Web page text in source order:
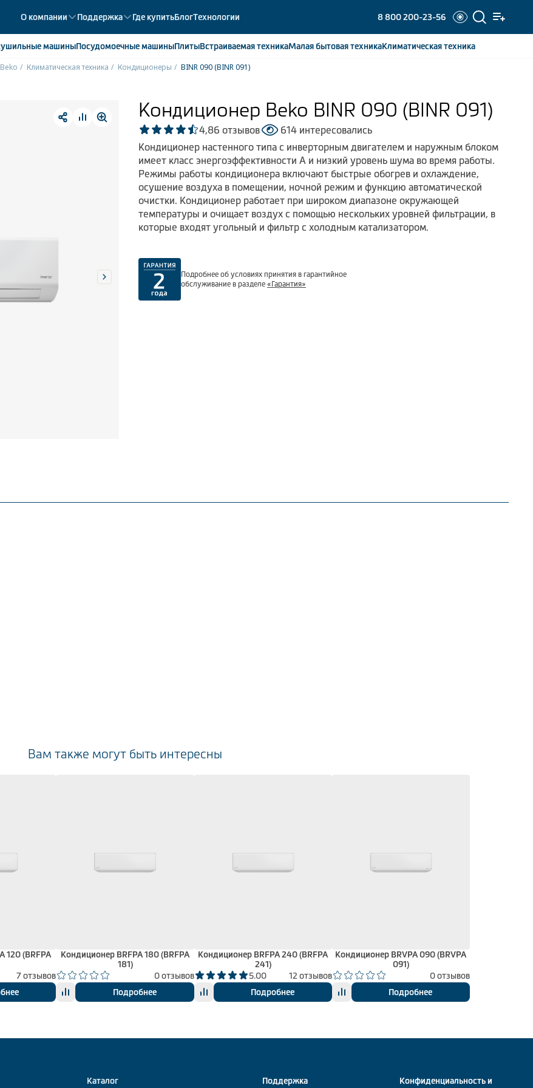
О компании Поддержка Где купитьБлогТехнологии 8 800 200-23-56
машиныПосудомоечныемашиныПлитыВстраиваемаятехникаМалая бытоваятехникаКлиматическаятехника
Beko Климатическая техника Кондиционеры BINR 090 (BINR 091)
Кондиционер Beko BINR 090 (BINR 091)
4,86 отзывов
614 интересовались
Кондиционер настенного типа с инверторным двигателем и наружным блоком
имеет класс энергоэффективности А и низкий уровень шума во время работы.
Режимы работы кондиционера включают быстрые обогрев и охлаждение,
осушение воздуха в помещении, ночной режим и функцию автоматической
очистки. Кондиционер работает при широком диапазоне окружающей
температуры и очищает воздух с помощью нескольких уровней фильтрации, в
которые входят угольный и фильтр с холодным катализатором.
Подробнее об условиях принятия в гарантийное
обслуживание в разделе «Гарантия»
Вам также могут быть интересны
120 (BRFPA
7 отзывов
Кондиционер BRFPA 180 (BRFPA
181)
0 отзывов
Подробнее
Кондиционер BRFPA 240 (BRFPA
241)
5.00
12 отзывов
Подробнее
Кондиционер BRVPA 090 (BRVPA
091)
0 отзывов
Подробнее
Каталог Поддержка Конфиденциальность и